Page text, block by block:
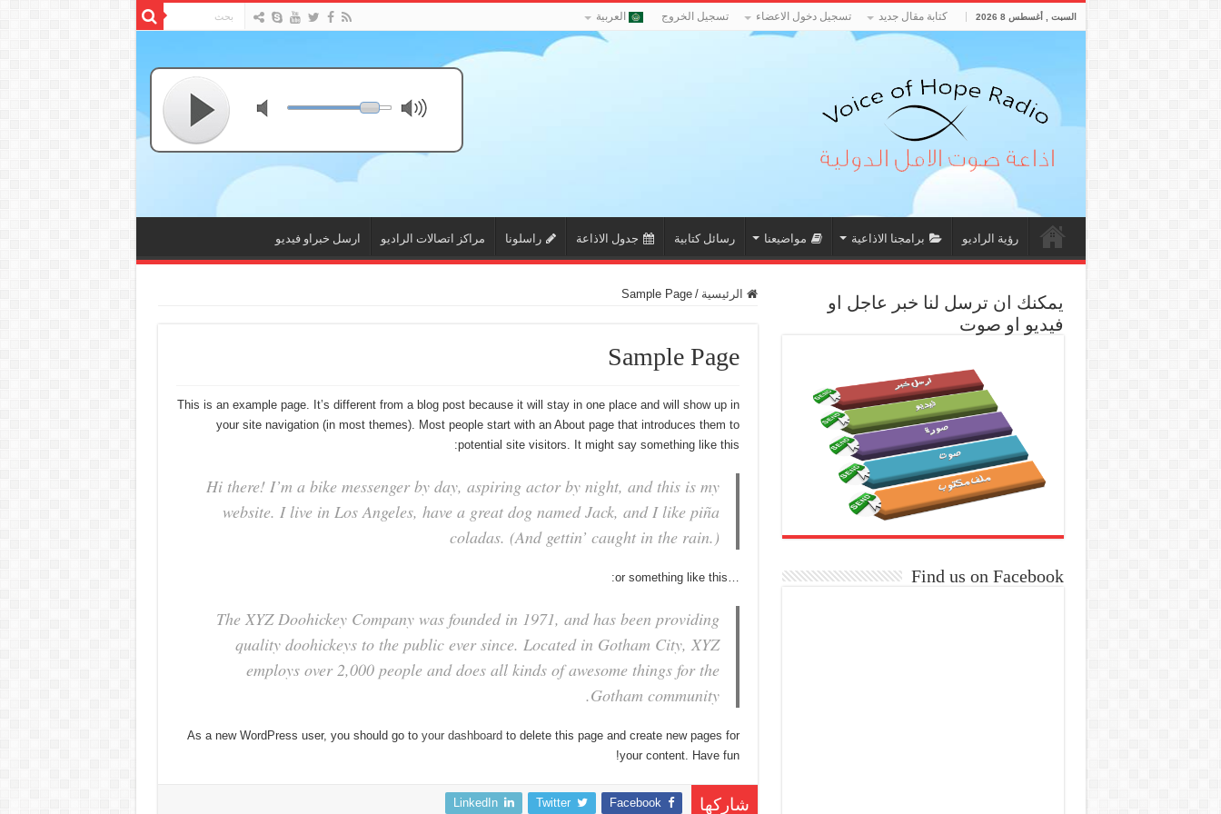
السبت , أغسطس 8 2026 كتابة مقال جديد تسجيل دخول الاعضاء تسجيل الخروج العربية
رؤية الراديو برامجنا الاذاعية مواضيعنا رسائل كتابية جدول الاذاعة راسلونا مراكز اتصالات الراديو ارسل خبراو فيديو
الرئيسية /
Sample Page
Sample Page
This is an example page. It’s different from a blog post because it will stay in one place and will show up in
your site navigation (in most themes). Most people start with an About page that introduces them to
potential site visitors. It might say something like this:
Hi there! I’m a bike messenger by day, aspiring actor by night, and this is my
website. I live in Los Angeles, have a great dog named Jack, and I like piña
coladas. (And gettin’ caught in the rain.)
…or something like this:
The XYZ Doohickey Company was founded in 1971, and has been providing
quality doohickeys to the public ever since. Located in Gotham City, XYZ
employs over 2,000 people and does all kinds of awesome things for the
Gotham community.
As a new WordPress user, you should go to your dashboard to delete this page and create new pages for
your content. Have fun!
شاركها Facebook
Twitter
LinkedIn
يمكنك ان ترسل لنا خبر عاجل او
فيديو او صوت
Find us on Facebook